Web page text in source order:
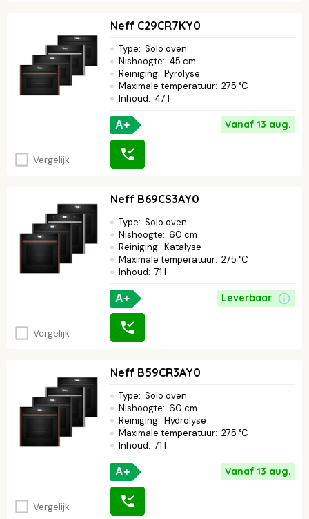
Vergelijk
Neff C29CR7KY0
Type: Solo oven
Nishoogte: 45 cm
Reiniging: Pyrolyse
Maximale temperatuur: 275 °C
Inhoud: 47 l
A+ Vanaf 13 aug.
Vergelijk
Neff B69CS3AY0
Type: Solo oven
Nishoogte: 60 cm
Reiniging: Katalyse
Maximale temperatuur: 275 °C
Inhoud: 71 l
A+ Leverbaar
Vergelijk
Neff B59CR3AY0
Type: Solo oven
Nishoogte: 60 cm
Reiniging: Hydrolyse
Maximale temperatuur: 275 °C
Inhoud: 71 l
A+ Vanaf 13 aug.